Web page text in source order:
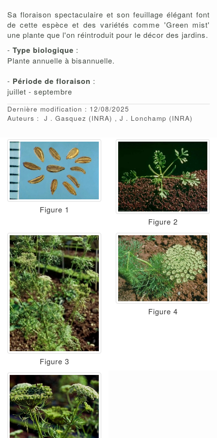
Sa floraison spectaculaire et son feuillage élégant font
de cette espèce et des variétés comme 'Green mist'
une plante que l'on réintroduit pour le décor des jardins.
- Type biologique :
Plante annuelle à bisannuelle.
- Période de floraison :
juillet - septembre
Dernière modification : 12/08/2025
Auteurs :
J Gasquez (INRA) J Lonchamp (INRA)
Figure 1
Figure 2
Figure 3
Figure 4